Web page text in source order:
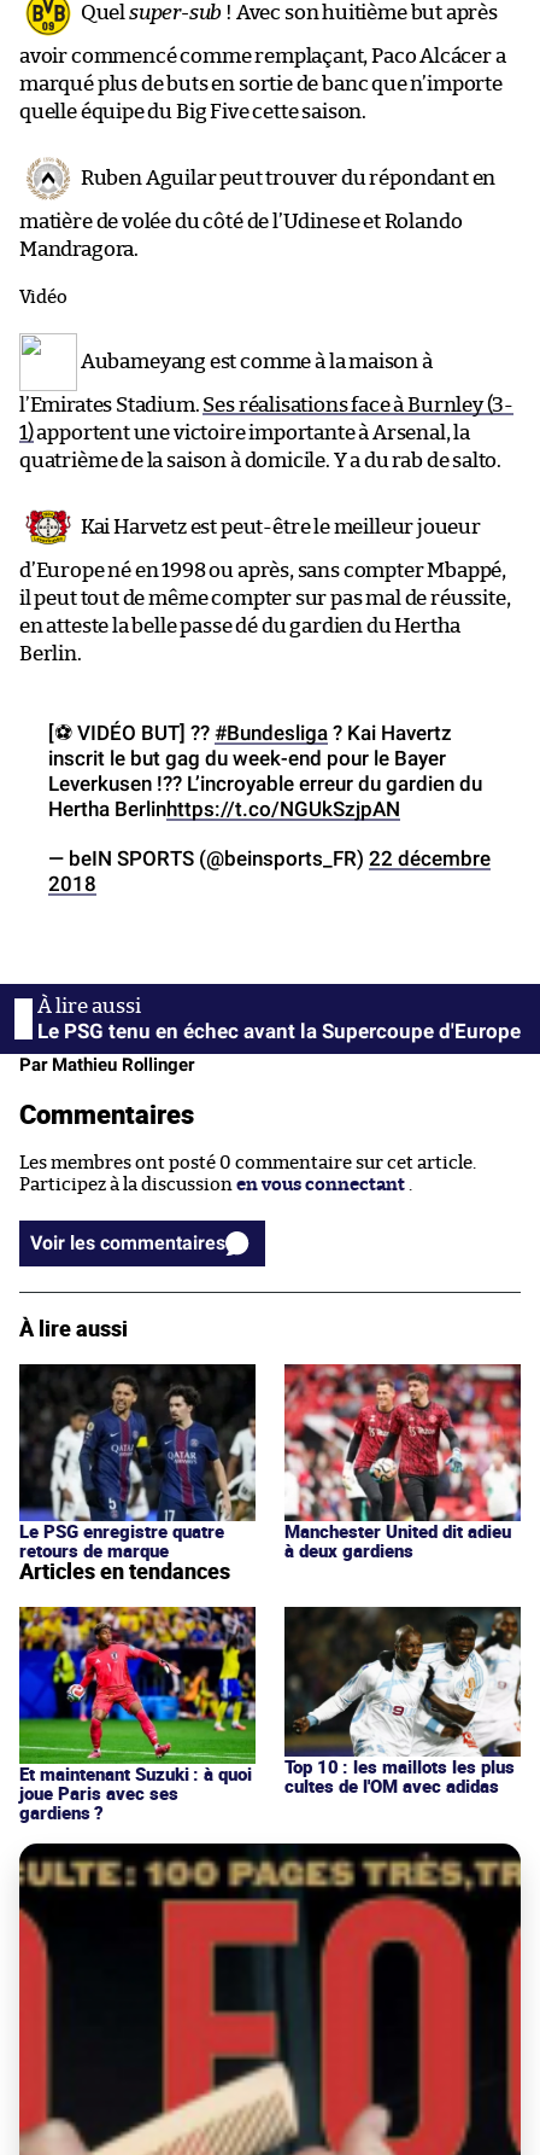
Quel super-sub ! Avec son huitième but après
avoir commencé comme remplaçant, Paco Alcácer a
marqué plus de buts en sortie de banc que n’importe
quelle équipe du Big Five cette saison.
Ruben Aguilar peut trouver du répondant en
matière de volée du côté de l’Udinese et Rolando
Mandragora.
Vidéo
Aubameyang est comme à la maison à
l’Emirates Stadium. Ses réalisations face à Burnley (3-
1)apportent une victoire importante à Arsenal, la
quatrième de la saison à domicile. Y a du rab de salto.
Kai Harvetz est peut-être le meilleur joueur
d’Europe né en 1998 ou après, sans compter Mbappé,
il peut tout de même compter sur pas mal de réussite,
en atteste la belle passe dé du gardien du Hertha
Berlin.
[⚽️ VIDÉO BUT] ?? #Bundesliga ? Kai Havertz
inscrit le but gag du week-end pour le Bayer
Leverkusen !?? L’incroyable erreur du gardien du
Hertha Berlinhttps://t.co/NGUkSzjpAN
— beIN SPORTS (@beinsports_FR) 22 décembre
2018
Le PSG tenu en échec avant la Supercoupe d'Europe
Par Mathieu Rollinger
Commentaires
Les membres ont posté 0 commentaire sur cet article.
Participez à la discussion en vous connectant
Voir les commentaires
À lire aussi
Le PSG enregistre quatre
retours de marque
Manchester United dit adieu
à deux gardiens
Articles en tendances
Et maintenant Suzuki : à quoi
joue Paris avec ses
gardiens ?
Top 10 : les maillots les plus
cultes de l'OM avec adidas